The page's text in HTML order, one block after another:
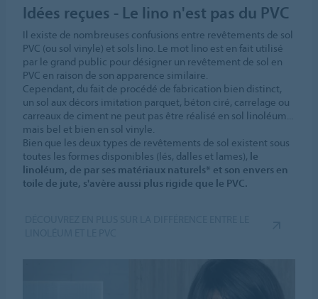
Idées reçues - Le lino n'est pas du PVC
Il existe de nombreuses confusions entre revêtements de sol
PVC (ou sol vinyle) et sols lino. Le mot lino est en fait utilisé
par le grand public pour désigner un revêtement de sol en
PVC en raison de son apparence similaire.
Cependant, du fait de procédé de fabrication bien distinct,
un sol aux décors imitation parquet, béton ciré, carrelage ou
carreaux de ciment ne peut pas être réalisé en sol linoléum...
mais bel et bien en sol vinyle.
Bien que les deux types de revêtements de sol existent sous
toutes les formes disponibles (lés, dalles et lames), le
linoléum, de par ses matériaux naturels* et son envers en
toile de jute, s'avère aussi plus rigide que le PVC.